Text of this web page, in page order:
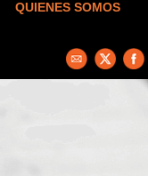
QUIENES SOMOS